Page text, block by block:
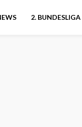
2. BUNDESLIGA